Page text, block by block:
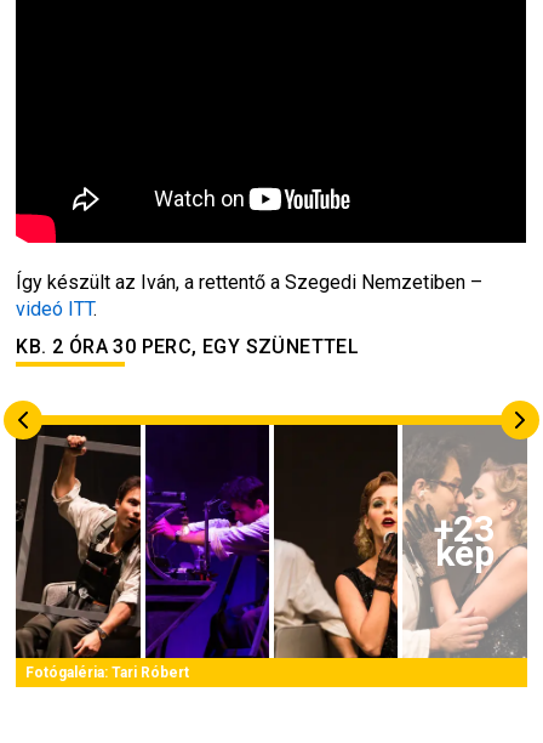
Így készült az Iván, a rettentő
videó ITT.
KB. 2 ÓRA 30 PERC, EGY SZÜNETTEL
+23
kép
Fotógaléria: Tari Róbert